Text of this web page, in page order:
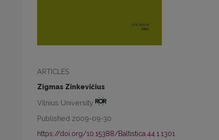
ARTICLES
Zigmas Zinkevičius
Vilnius University
Published 2009-09-30
https://doi.org/10.15388/Baltistica.44.1.1301